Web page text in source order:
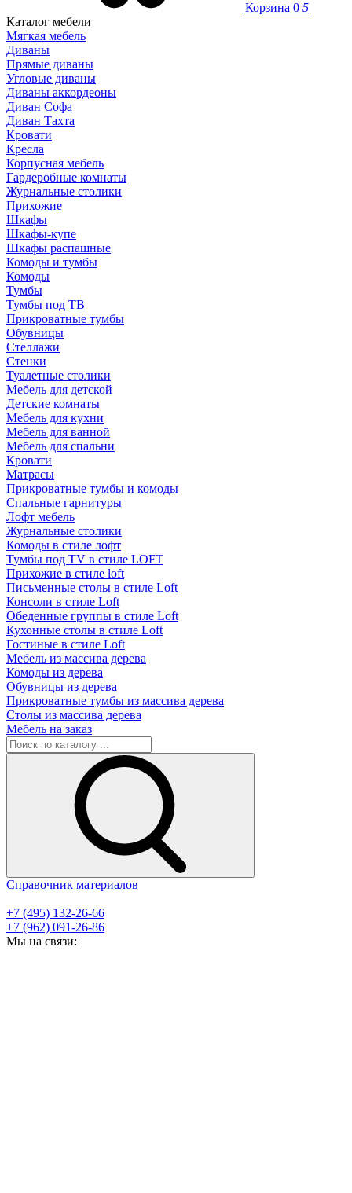
Корзина 0 5
Каталог мебели
Мягкая мебель
Диваны
Прямые диваны
Угловые диваны
Диваны аккордеоны
Диван Софа
Диван Тахта
Кровати
Кресла
Корпусная мебель
Гардеробные комнаты
Журнальные столики
Прихожие
Шкафы
Шкафы-купе
Шкафы распашные
Комоды и тумбы
Комоды
Тумбы
Тумбы под ТВ
Прикроватные тумбы
Обувницы
Стеллажи
Стенки
Туалетные столики
Мебель для детской
Детские комнаты
Мебель для кухни
Мебель для ванной
Мебель для спальни
Кровати
Матрасы
Прикроватные тумбы и комоды
Спальные гарнитуры
Лофт мебель
Журнальные столики
Комоды в стиле лофт
Тумбы под TV в стиле LOFT
Прихожие в стиле loft
Письменные столы в стиле Loft
Консоли в стиле Loft
Обеденные группы в стиле Loft
Кухонные столы в стиле Loft
Гостиные в стиле Loft
Мебель из массива дерева
Комоды из дерева
Обувницы из дерева
Прикроватные тумбы из массива дерева
Столы из массива дерева
Мебель на заказ
Справочник материалов
+7 (495) 132-26-66
+7 (962) 091-26-86
Мы на связи: